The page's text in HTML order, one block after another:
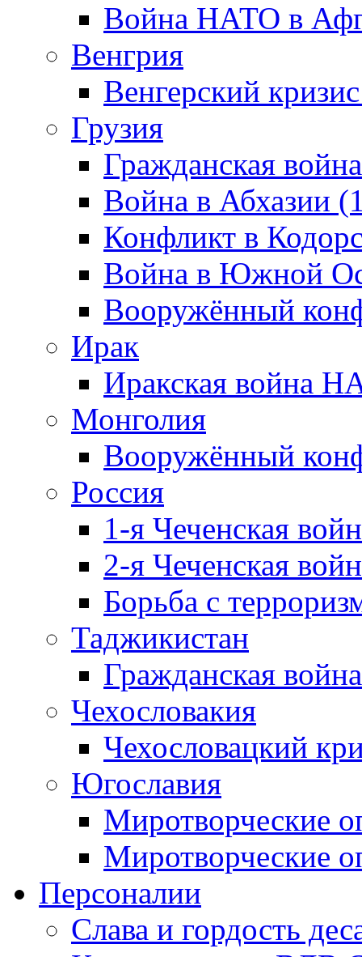
Война НАТО в
Венгрия
Венгерский
Грузия
Гражданская
Война в Абхазии
Конфликт в
Война в Южной
Вооружённый
Ирак
Иракская война
Монголия
Вооружённый
Россия
1-я Чеченская
2-я Чеченская
Борьба с
Таджикистан
Гражданская
Чехословакия
Чехословацкий
Югославия
Миротворческие
Миротворческие
Персоналии
Слава и гордость